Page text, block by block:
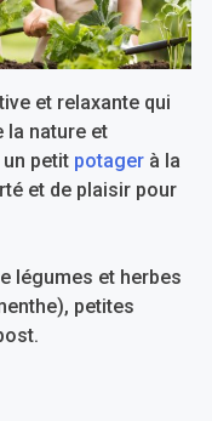
et relaxante qui
la nature et
un petit potager à la
et de plaisir pour
légumes et herbes
petites